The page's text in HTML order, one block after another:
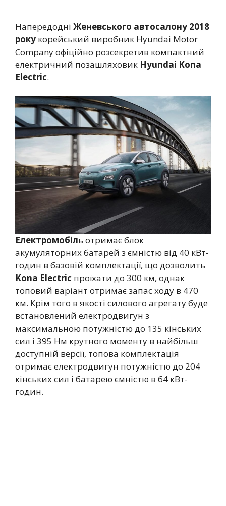
Напередодні Женевського автосалону 2018
року корейський виробник Hyundai Motor
Company офіційно розсекретив компактний
електричний позашляховик Hyundai Kona
Electric.
Електромобіль отримає блок
акумуляторних батарей з ємністю від 40 кВт-
годин в базовій комплектації, що дозволить
Kona Electric проїхати до 300 км, однак
топовий варіант отримає запас ходу в 470
км. Крім того в якості силового агрегату буде
встановлений електродвигун з
максимальною потужністю до 135 кінських
сил і 395 Нм крутного моменту в найбільш
доступній версії, топова комплектація
отримає електродвигун потужністю до 204
кінських сил і батарею ємністю в 64 кВт-
годин.